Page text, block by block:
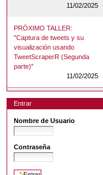
11/02/2025
PRÓXIMO TALLER:
"Captura de tweets y su
visualización usando
TweetScraperR (Segunda
parte)"
11/02/2025
Entrar
Nombre de Usuario
Contraseña